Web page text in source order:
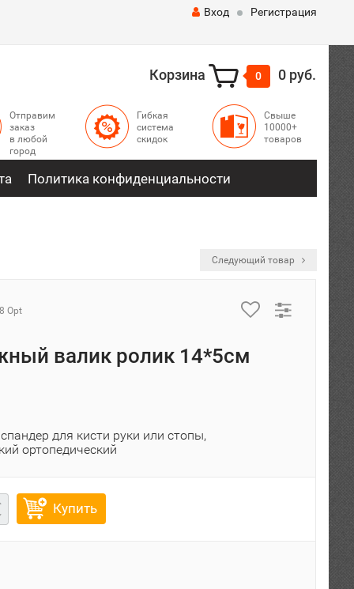
Вход Регистрация
Корзина 0 0 руб.
Отправим
заказ
в любой
город
Гибкая
система
скидок
Свыше
10000+
товаров
Политика конфиденциальности
Следующий товар
Opt
валик ролик 14*5см
для кисти руки или стопы,
ортопедический
Купить